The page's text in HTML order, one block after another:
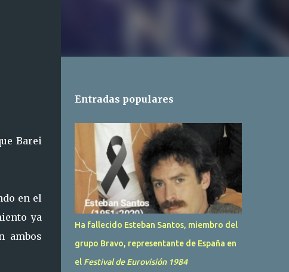
Barei
en el
ya
ambos
Entradas populares
Ha fallecido Esteban Santos, miembro del
grupo Bravo, representante de España en
el Festival de Eurovisión 1984